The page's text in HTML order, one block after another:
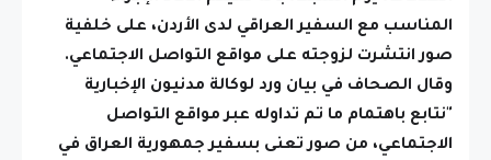
المناسب مع السفير العراقي لدى الأردن، على خلفية
صور انتشرت لزوجته على مواقع التواصل الاجتماعي.
وقال الصحاف في بيان ورد لوكالة مدنيون الإخبارية
"نتابع باهتمام ما تم تداوله عبر مواقع التواصل
الاجتماعي، من صور تعنى بسفير جمهورية العراق في